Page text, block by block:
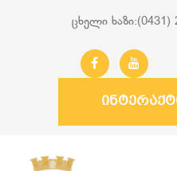
ცხელი ხაზი:(0431)